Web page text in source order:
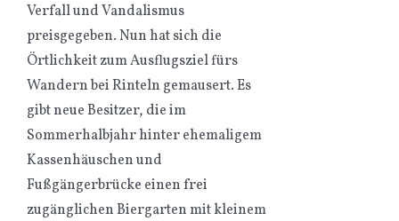
Verfall und Vandalismus
preisgegeben. Nun hat sich die
Örtlichkeit zum Ausflugsziel fürs
Wandern bei Rinteln gemausert. Es
gibt neue Besitzer, die im
Sommerhalbjahr hinter ehemaligem
Kassenhäuschen und
Fußgängerbrücke einen frei
zugänglichen Biergarten mit kleinem